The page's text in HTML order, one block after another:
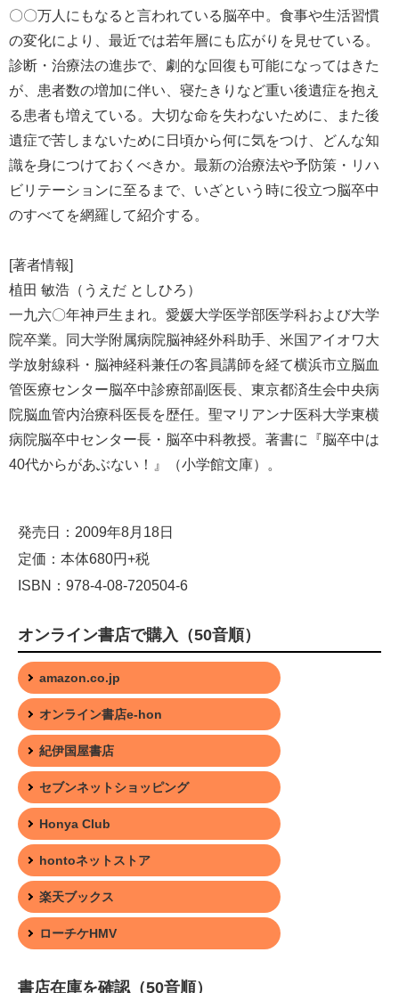
〇〇万人にもなると言われている脳卒中。食事や生活習慣
の変化により、最近では若年層にも広がりを見せている。
診断・治療法の進歩で、劇的な回復も可能になってはきた
が、患者数の増加に伴い、寝たきりなど重い後遺症を抱え
る患者も増えている。大切な命を失わないために、また後
遺症で苦しまないために日頃から何に気をつけ、どんな知
識を身につけておくべきか。最新の治療法や予防策・リハ
ビリテーションに至るまで、いざという時に役立つ脳卒中
のすべてを網羅して紹介する。
[著者情報]
植田 敏浩（うえだ としひろ）
一九六〇年神戸生まれ。愛媛大学医学部医学科および大学
院卒業。同大学附属病院脳神経外科助手、米国アイオワ大
学放射線科・脳神経科兼任の客員講師を経て横浜市立脳血
管医療センター脳卒中診療部副医長、東京都済生会中央病
院脳血管内治療科医長を歴任。聖マリアンナ医科大学東横
病院脳卒中センター長・脳卒中科教授。著書に『脳卒中は
40代からがあぶない！』（小学館文庫）。
発売日：2009年8月18日
定価：本体680円+税
ISBN：978-4-08-720504-6
オンライン書店で購入（50音順）
amazon.co.jp
オンライン書店e-hon
紀伊国屋書店
セブンネットショッピング
Honya Club
hontoネットストア
楽天ブックス
ローチケHMV
書店在庫を確認（50音順）